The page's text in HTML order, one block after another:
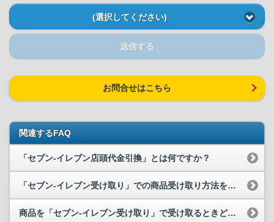
(選択してください)
送信する
お問合せはこちら
関連するFAQ
「セブン-イレブン店頭代金引換」とは何ですか？
「セブン-イレブン受け取り」での商品受け取り方法を教えてください。
商品を「セブン-イレブン受け取り」で受け取るときどのような支払い方法があり...